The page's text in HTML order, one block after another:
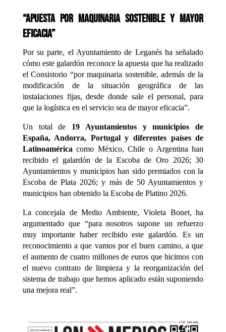
“Apuesta por maquinaria sostenible y mayor
eficacia”
Por su parte, el Ayuntamiento de Leganés ha señalado
cómo este galardón reconoce la apuesta que ha realizado
el Consistorio “por maquinaria sostenible, además de la
modificación de la situación geográfica de las
instalaciones fijas, desde donde sale el personal, para
que la logística en el servicio sea de mayor eficacia”.
Un total de 19 Ayuntamientos y municipios de
España, Andorra, Portugal y diferentes países de
Latinoamérica como México, Chile o Argentina han
recibido el galardón de la Escoba de Oro 2026; 30
Ayuntamientos y municipios han sido premiados con la
Escoba de Plata 2026; y más de 50 Ayuntamientos y
municipios han obtenido la Escoba de Platino 2026.
La concejala de Medio Ambiente, Violeta Bonet, ha
argumentado que “para nosotros supone un refuerzo
muy importante haber recibido este galardón. Es un
reconocimiento a que vamos por el buen camino, a que
el aumento de cuatro millones de euros que hicimos con
el nuevo contrato de limpieza y la reorganización del
sistema de trabajo que hemos aplicado están suponiendo
una mejora real”.